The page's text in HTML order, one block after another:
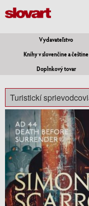
Vydavateľstvo
Knihy v slovenčine a češtine
Doplnkový tovar